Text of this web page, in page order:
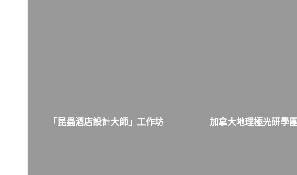
「昆蟲酒店設計大師」工作坊 加拿大地理極光研學團